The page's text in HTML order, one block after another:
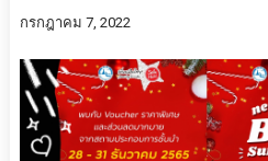
กรกฎาคม 7, 2022